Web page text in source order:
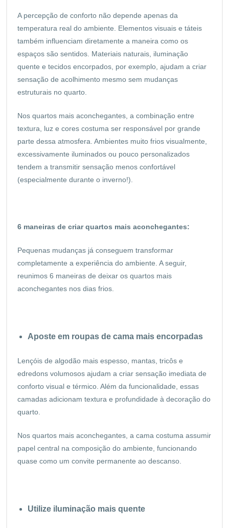
A percepção de conforto não depende apenas da
temperatura real do ambiente. Elementos visuais e táteis
também influenciam diretamente a maneira como os
espaços são sentidos. Materiais naturais, iluminação
quente e tecidos encorpados, por exemplo, ajudam a criar
sensação de acolhimento mesmo sem mudanças
estruturais no quarto.
Nos quartos mais aconchegantes, a combinação entre
textura, luz e cores costuma ser responsável por grande
parte dessa atmosfera. Ambientes muito frios visualmente,
excessivamente iluminados ou pouco personalizados
tendem a transmitir sensação menos confortável
(especialmente durante o inverno!).
6 maneiras de criar quartos mais aconchegantes:
Pequenas mudanças já conseguem transformar
completamente a experiência do ambiente. A seguir,
reunimos 6 maneiras de deixar os quartos mais
aconchegantes nos dias frios.
Aposte em roupas de cama mais encorpadas
Lençóis de algodão mais espesso, mantas, tricôs e
edredons volumosos ajudam a criar sensação imediata de
conforto visual e térmico. Além da funcionalidade, essas
camadas adicionam textura e profundidade à decoração do
quarto.
Nos quartos mais aconchegantes, a cama costuma assumir
papel central na composição do ambiente, funcionando
quase como um convite permanente ao descanso.
Utilize iluminação mais quente